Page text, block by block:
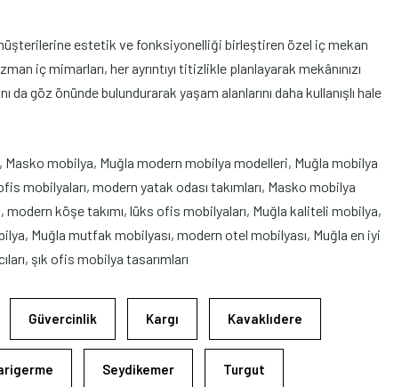
estetik ve fonksiyonelliği birleştiren özel iç mekan
iç mimarları, her ayrıntıyı titizlikle planlayarak mekânınızı
göz önünde bulundurarak yaşam alanlarını daha kullanışlı hale
mobilya, Muğla modern mobilya modelleri, Muğla mobilya
mobilyaları, modern yatak odası takımları, Masko mobilya
modern köşe takımı, lüks ofis mobilyaları, Muğla kaliteli mobilya,
Muğla mutfak mobilyası, modern otel mobilyası, Muğla en iyi
şık ofis mobilya tasarımları
Güvercinlik Kargı Kavaklıdere
Seydikemer Turgut